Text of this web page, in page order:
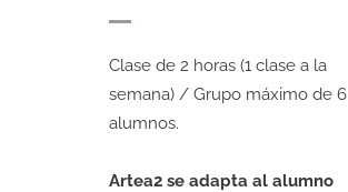
Clase de 2 horas (1 clase a la
semana) / Grupo máximo de 6
alumnos.
Artea2 se adapta al alumno